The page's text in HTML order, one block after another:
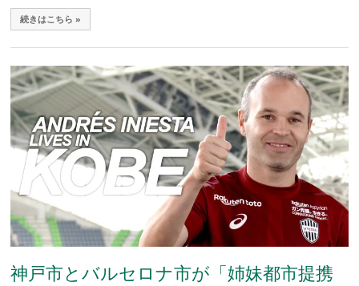
続きはこちら »
神戸市とバルセロナ市が「姉妹都市提携